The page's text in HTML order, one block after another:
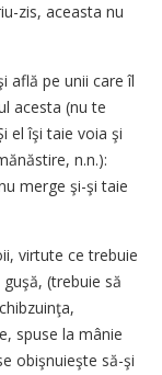
zis, aceasta nu
află pe unii care îl
acesta (nu te
el îşi taie voia şi
n.n.):
merge şi-şi taie
virtute ce trebuie
(trebuie să
spuse la mânie
obişnuieşte să-şi